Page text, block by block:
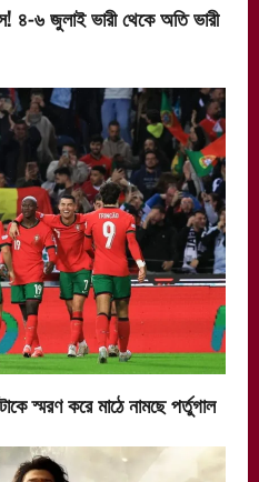
৪-৬ জুলাই ভারী থেকে অতি ভারী
স্মরণ করে মাঠে নামছে পর্তুগাল